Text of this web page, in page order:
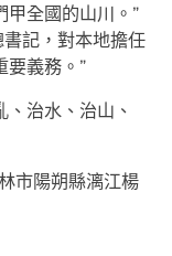
甲全國的山川。”
記，對本地擔任
要義務。”
治水、治山、
市陽朔縣漓江楊